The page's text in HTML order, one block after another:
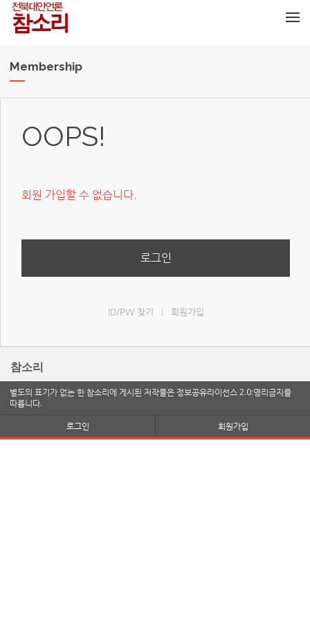
Membership
OOPS!
회원 가입할 수 없습니다.
로그인
ID/PW 찾기 회원가입
참소리
별도의 표기가 없는 한 참소리에 게시된 저작물은 정보공유라이선스 2.0:영리금지를
따릅니다.
로그인
회원가입